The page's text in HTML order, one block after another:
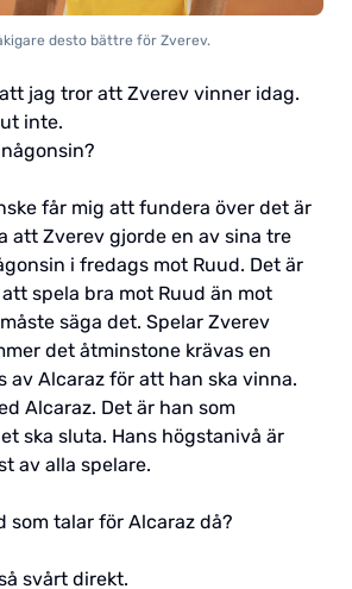
desto bättre för Zverev.
jag tror att Zverev vinner idag.
inte.
får mig att fundera över det är
att Zverev gjorde en av sina tre
i fredags mot Ruud. Det är
spela bra mot Ruud än mot
säga det. Spelar Zverev
det åtminstone krävas en
av Alcaraz för att han ska vinna.
Alcaraz. Det är han som
ska sluta. Hans högstanivå är
av alla spelare.
som talar för Alcaraz då?
svårt direkt.